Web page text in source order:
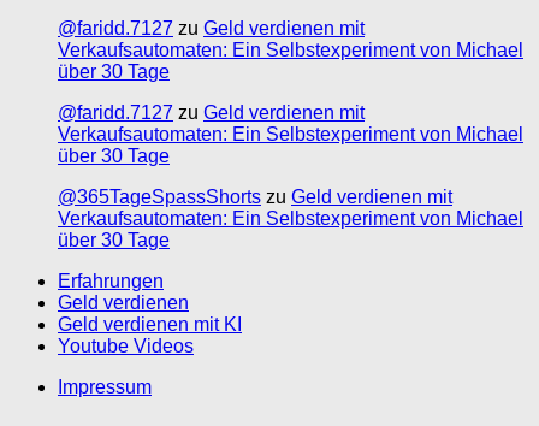
@faridd.7127 zu Geld verdienen mit
Verkaufsautomaten: Ein Selbstexperiment von Michael
über 30 Tage
@faridd.7127 zu Geld verdienen mit
Verkaufsautomaten: Ein Selbstexperiment von Michael
über 30 Tage
@365TageSpassShorts zu Geld verdienen mit
Verkaufsautomaten: Ein Selbstexperiment von Michael
über 30 Tage
Erfahrungen
Geld verdienen
Geld verdienen mit KI
Youtube Videos
Impressum